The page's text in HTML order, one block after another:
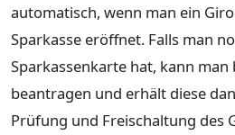
automatisch, wenn man ein
Sparkasse eröffnet. Falls man
Sparkassenkarte hat, kann man
beantragen und erhält diese
Prüfung und Freischaltung des